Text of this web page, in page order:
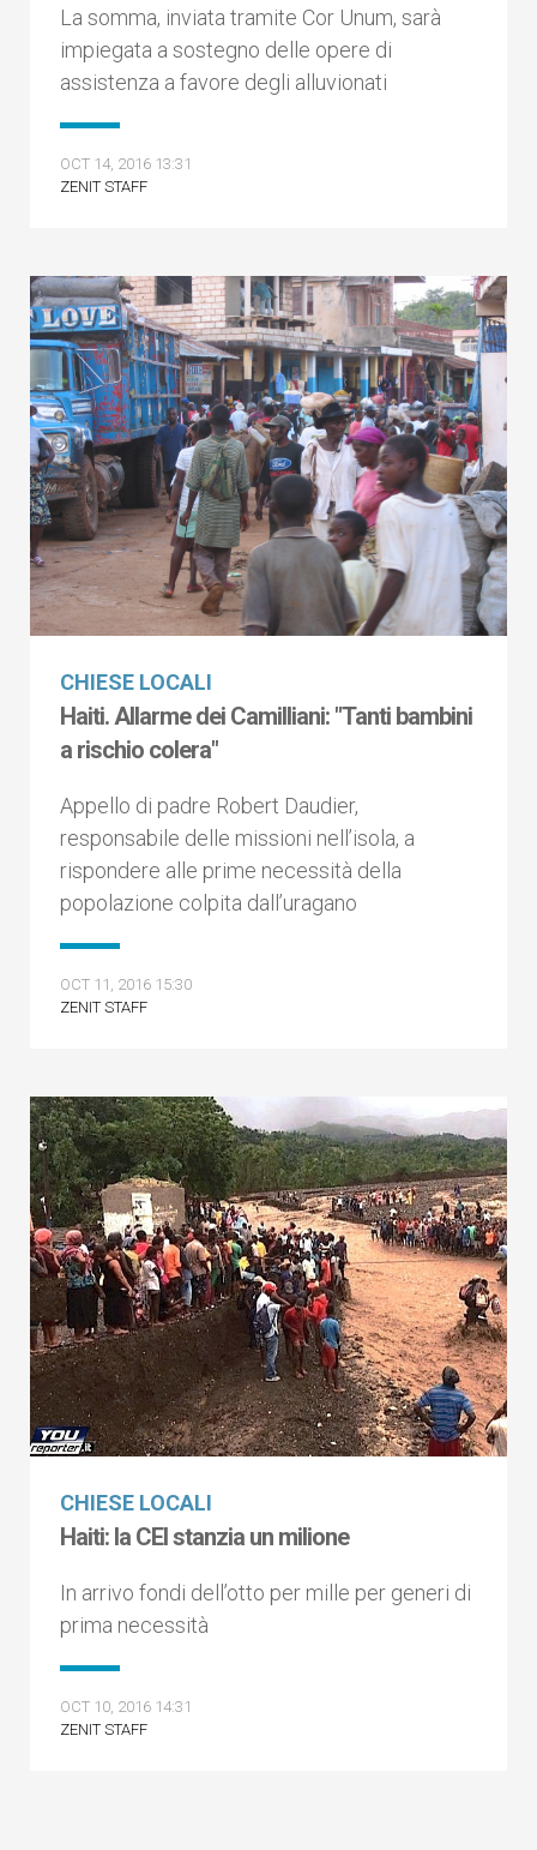
La somma, inviata tramite Cor Unum, sarà
impiegata a sostegno delle opere di
assistenza a favore degli alluvionati
OCT 14, 2016 13:31
ZENIT STAFF
CHIESE LOCALI
Haiti. Allarme dei Camilliani: "Tanti bambini
a rischio colera"
Appello di padre Robert Daudier,
responsabile delle missioni nell’isola, a
rispondere alle prime necessità della
popolazione colpita dall’uragano
OCT 11, 2016 15:30
ZENIT STAFF
CHIESE LOCALI
Haiti: la CEI stanzia un milione
In arrivo fondi dell’otto per mille per generi di
prima necessità
OCT 10, 2016 14:31
ZENIT STAFF